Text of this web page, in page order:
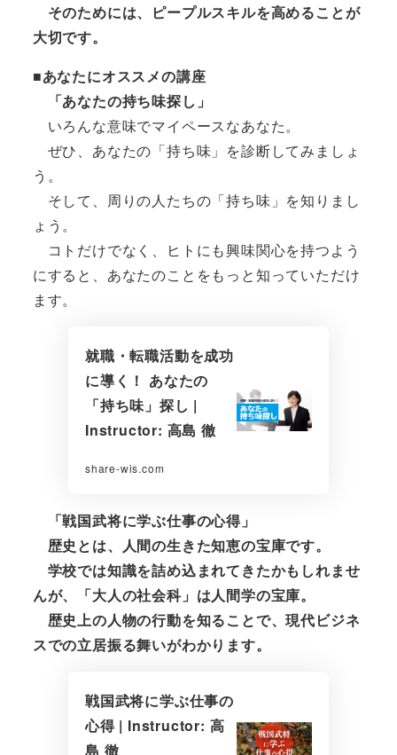
そのためには、ピープルスキルを高めることが
大切です。
■あなたにオススメの講座
「あなたの持ち味探し」
いろんな意味でマイペースなあなた。
ぜひ、あなたの「持ち味」を診断してみましょ
う。
そして、周りの人たちの「持ち味」を知りまし
ょう。
コトだけでなく、ヒトにも興味関心を持つよう
にすると、あなたのことをもっと知っていただけ
ます。
就職・転職活動を成功
に導く！ あなたの
「持ち味」探し |
Instructor: 高島 徹
share-wis.com
「戦国武将に学ぶ仕事の心得」
歴史とは、人間の生きた知恵の宝庫です。
学校では知識を詰め込まれてきたかもしれませ
んが、「大人の社会科」は人間学の宝庫。
歴史上の人物の行動を知ることで、現代ビジネ
スでの立居振る舞いがわかります。
戦国武将に学ぶ仕事の
心得 | Instructor: 高
島 徹